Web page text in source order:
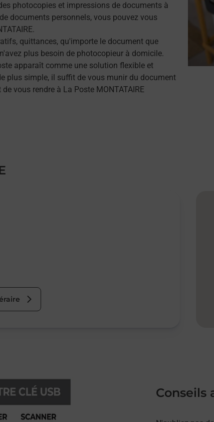
photocopies et impressions de documents à
documents personnels, vous pouvez vous
quittances, qu'importe le document que
plus besoin de photocopieur à domicile.
apparaît comme une solution flexible et
plus simple, il suffit de vous munir du document
vous rendre à La Poste MONTATAIRE
Conseils